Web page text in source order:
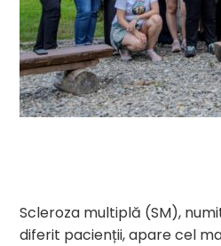
Scleroza multiplă (SM),
diferit pacienții, apare cel